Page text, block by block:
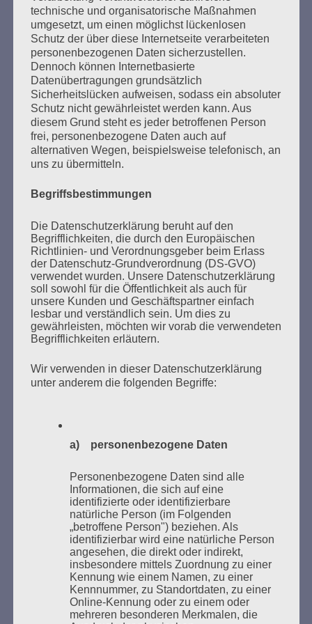
Esther Bejarano - 3. Mai 2021
NACH:
MARATHONLESUNG AUS DEN
VERBRANNTEN BÜCHERN
Zum 26. Mal gibt es eine Marathonlesung anlässlich
Kaifu-Ufer – genau an dem Ort, wo im Mai 1933 NS-
Studentenorganisationen und Burschenschaftler
Bücher verbrannten.
Weitere Informationen:lesezeichen-setzen.de
GEDENKEN UND ERINNERN BEGINNT IN
technische und organisatorische Maßnahmen
umgesetzt, um einen möglichst lückenlosen
Schutz der über diese Internetseite verarbeiteten
personenbezogenen Daten sicherzustellen.
Dennoch können Internetbasierte
Datenübertragungen grundsätzlich
Sicherheitslücken aufweisen, sodass ein absoluter
Schutz nicht gewährleistet werden kann. Aus
diesem Grund steht es jeder betroffenen Person
frei, personenbezogene Daten auch auf
alternativen Wegen, beispielsweise telefonisch, an
uns zu übermitteln.
Begriffsbestimmungen
Die Datenschutzerklärung beruht auf den
Begrifflichkeiten, die durch den Europäischen
Richtlinien- und Verordnungsgeber beim Erlass
der Datenschutz-Grundverordnung (DS-GVO)
verwendet wurden. Unsere Datenschutzerklärung
soll sowohl für die Öffentlichkeit als auch für
unsere Kunden und Geschäftspartner einfach
lesbar und verständlich sein. Um dies zu
gewährleisten, möchten wir vorab die verwendeten
Begrifflichkeiten erläutern.
Wir verwenden in dieser Datenschutzerklärung
unter anderem die folgenden Begriffe:
a) personenbezogene Daten
Personenbezogene Daten sind alle
Informationen, die sich auf eine
identifizierte oder identifizierbare
natürliche Person (im Folgenden
„betroffene Person") beziehen. Als
identifizierbar wird eine natürliche Person
angesehen, die direkt oder indirekt,
insbesondere mittels Zuordnung zu einer
Kennung wie einem Namen, zu einer
Kennnummer, zu Standortdaten, zu einer
Online-Kennung oder zu einem oder
mehreren besonderen Merkmalen, die